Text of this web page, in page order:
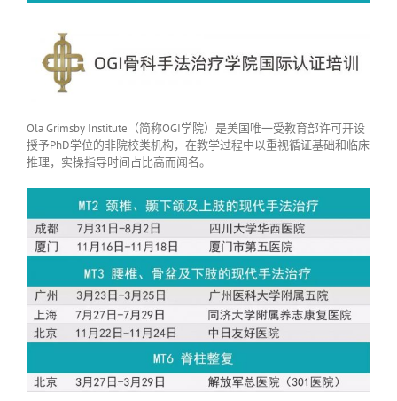
Ola Grimsby Institute（简称OGI学院）是美国唯一受教育部许可开设
授予PhD学位的非院校类机构，在教学过程中以重视循证基础和临床
推理，实操指导时间占比高而闻名。